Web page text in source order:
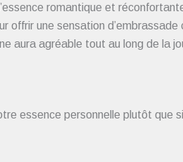
romantique et
offrir une sensation d’embrassade
aura agréable tout au long de la
essence personnelle plutôt que